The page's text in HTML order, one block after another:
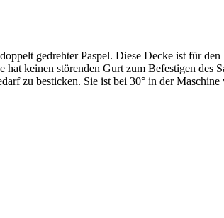
gedrehter Paspel. Diese Decke ist für
keinen störenden Gurt zum Befestigen des
zu besticken. Sie ist bei 30° in der